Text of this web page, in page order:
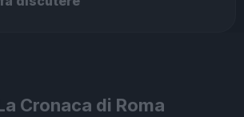
Cronaca di Roma